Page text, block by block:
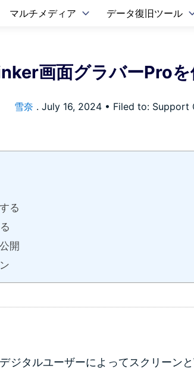
マルチメディア データ復旧ツール
画面グラバーProを
雪奈 . July 16, 2024 • Filed to: Support
る
開
ジタルユーザーによってスクリーン